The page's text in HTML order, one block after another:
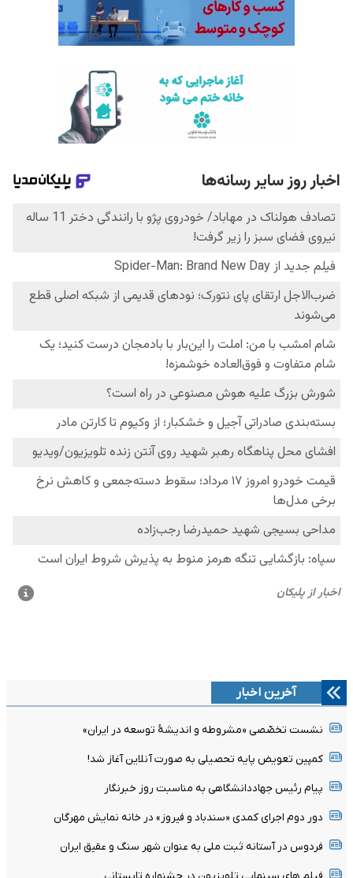
آخرین اخبار
نشست تخصّصی «مشروطه و اندیشۀ توسعه در ایران»
کمپین تعویض پایه تحصیلی به صورت آنلاین آغاز شد!
پیام رئیس جهاددانشگاهی به مناسبت روز خبرنگار
دور دوم اجرای کمدی «سندباد و فیروز» در خانه نمایش مهرگان
فردوس در آستانه ثبت ملی به عنوان شهر سنگ و عقیق ایران